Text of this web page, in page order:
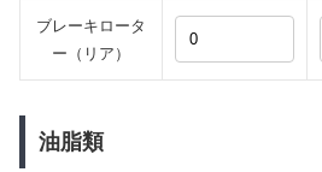
ブレーキロータ
ー（リア）
油脂類